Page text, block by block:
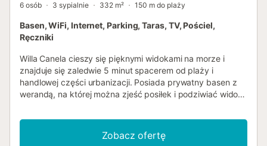
6 osób 3 sypialnie 332 m² 150 m do plaży
Basen, WiFi, Internet, Parking, Taras, TV, Pościel,
Ręczniki
Willa Canela cieszy się pięknymi widokami na morze i
znajduje się zaledwie 5 minut spacerem od plaży i
handlowej części urbanizacji. Posiada prywatny basen z
werandą, na której można zjeść posiłek i podziwiać widoki
niedawno odnowione łazienki, ze świeżym i eleganckim
powietrzem, zawsze dając pierwszeństwo komfortowi. W
kuchni znajdziesz wszystko, czego potrzebujesz, aby
Zobacz ofertę